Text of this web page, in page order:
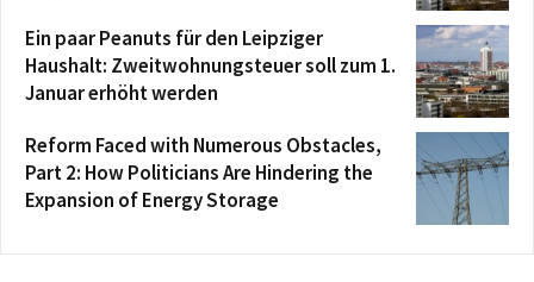
Ein paar Peanuts für den Leipziger
Haushalt: Zweitwohnungsteuer soll zum 1.
Januar erhöht werden
Reform Faced with Numerous Obstacles,
Part 2: How Politicians Are Hindering the
Expansion of Energy Storage